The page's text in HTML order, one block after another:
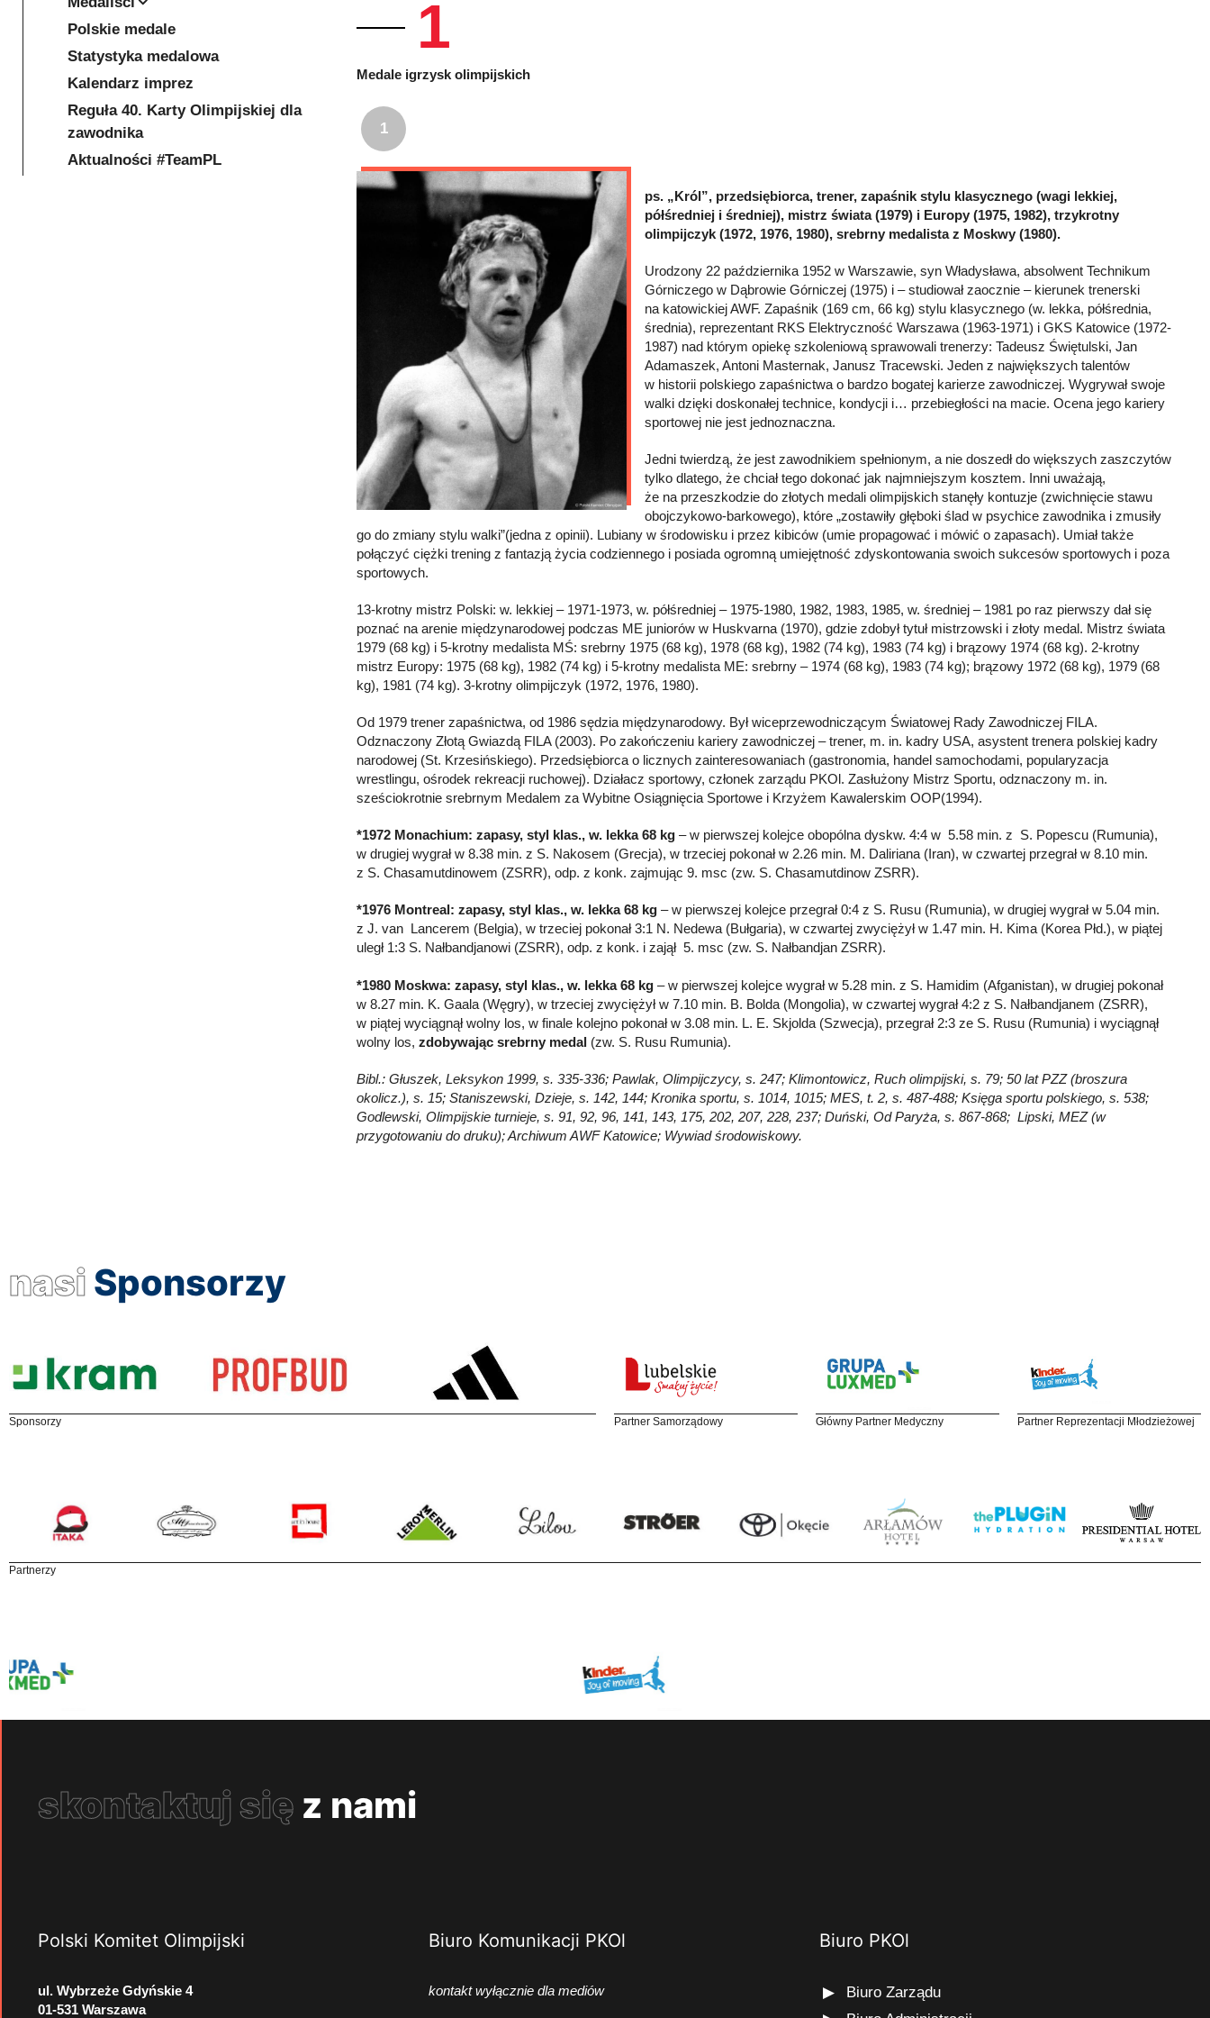
1
Medale igrzysk olimpijskich
1
ps. „Król”, przedsiębiorca, trener, zapaśnik stylu klasycznego (wagi lekkiej,
półśredniej i średniej), mistrz świata (1979) i Europy (1975, 1982), trzykrotny
olimpijczyk (1972, 1976, 1980), srebrny medalista z Moskwy (1980).
Urodzony 22 października 1952 w Warszawie, syn Władysława, absolwent Technikum
Górniczego w Dąbrowie Górniczej (1975) i – studiował zaocznie – kierunek trenerski
na katowickiej AWF. Zapaśnik (169 cm, 66 kg) stylu klasycznego (w. lekka, półśrednia,
średnia), reprezentant RKS Elektryczność Warszawa (1963-1971) i GKS Katowice (1972-
1987) nad którym opiekę szkoleniową sprawowali trenerzy: Tadeusz Świętulski, Jan
Adamaszek, Antoni Masternak, Janusz Tracewski. Jeden z największych talentów
w historii polskiego zapaśnictwa o bardzo bogatej karierze zawodniczej. Wygrywał swoje
walki dzięki doskonałej technice, kondycji i… przebiegłości na macie. Ocena jego kariery
sportowej nie jest jednoznaczna.
Jedni twierdzą, że jest zawodnikiem spełnionym, a nie doszedł do większych zaszczytów
tylko dlatego, że chciał tego dokonać jak najmniejszym kosztem. Inni uważają,
że na przeszkodzie do złotych medali olimpijskich stanęły kontuzje (zwichnięcie stawu
obojczykowo-barkowego), które „zostawiły głęboki ślad w psychice zawodnika i zmusiły
go do zmiany stylu walki”(jedna z opinii). Lubiany w środowisku i przez kibiców (umie propagować i mówić o zapasach). Umiał także
połączyć ciężki trening z fantazją życia codziennego i posiada ogromną umiejętność zdyskontowania swoich sukcesów sportowych i poza
sportowych.
13-krotny mistrz Polski: w. lekkiej – 1971-1973, w. półśredniej – 1975-1980, 1982, 1983, 1985, w. średniej – 1981 po raz pierwszy dał się
poznać na arenie międzynarodowej podczas ME juniorów w Huskvarna (1970), gdzie zdobył tytuł mistrzowski i złoty medal. Mistrz świata
1979 (68 kg) i 5-krotny medalista MŚ: srebrny 1975 (68 kg), 1978 (68 kg), 1982 (74 kg), 1983 (74 kg) i brązowy 1974 (68 kg). 2-krotny
mistrz Europy: 1975 (68 kg), 1982 (74 kg) i 5-krotny medalista ME: srebrny – 1974 (68 kg), 1983 (74 kg); brązowy 1972 (68 kg), 1979 (68
kg), 1981 (74 kg). 3-krotny olimpijczyk (1972, 1976, 1980).
Od 1979 trener zapaśnictwa, od 1986 sędzia międzynarodowy. Był wiceprzewodniczącym Światowej Rady Zawodniczej FILA.
Odznaczony Złotą Gwiazdą FILA (2003). Po zakończeniu kariery zawodniczej – trener, m. in. kadry USA, asystent trenera polskiej kadry
narodowej (St. Krzesińskiego). Przedsiębiorca o licznych zainteresowaniach (gastronomia, handel samochodami, popularyzacja
wrestlingu, ośrodek rekreacji ruchowej). Działacz sportowy, członek zarządu PKOl. Zasłużony Mistrz Sportu, odznaczony m. in.
sześciokrotnie srebrnym Medalem za Wybitne Osiągnięcia Sportowe i Krzyżem Kawalerskim OOP(1994).
*1972 Monachium: zapasy, styl klas., w. lekka 68 kg – w pierwszej kolejce obopólna dyskw. 4:4 w 5.58 min. z S. Popescu (Rumunia),
w drugiej wygrał w 8.38 min. z S. Nakosem (Grecja), w trzeciej pokonał w 2.26 min. M. Daliriana (Iran), w czwartej przegrał w 8.10 min.
z S. Chasamutdinowem (ZSRR), odp. z konk. zajmując 9. msc (zw. S. Chasamutdinow ZSRR).
*1976 Montreal: zapasy, styl klas., w. lekka 68 kg – w pierwszej kolejce przegrał 0:4 z S. Rusu (Rumunia), w drugiej wygrał w 5.04 min.
z J. van Lancerem (Belgia), w trzeciej pokonał 3:1 N. Nedewa (Bułgaria), w czwartej zwyciężył w 1.47 min. H. Kima (Korea Płd.), w piątej
uległ 1:3 S. Nałbandjanowi (ZSRR), odp. z konk. i zajął 5. msc (zw. S. Nałbandjan ZSRR).
*1980 Moskwa: zapasy, styl klas., w. lekka 68 kg – w pierwszej kolejce wygrał w 5.28 min. z S. Hamidim (Afganistan), w drugiej pokonał
w 8.27 min. K. Gaala (Węgry), w trzeciej zwyciężył w 7.10 min. B. Bolda (Mongolia), w czwartej wygrał 4:2 z S. Nałbandjanem (ZSRR),
w piątej wyciągnął wolny los, w finale kolejno pokonał w 3.08 min. L. E. Skjolda (Szwecja), przegrał 2:3 ze S. Rusu (Rumunia) i wyciągnął
wolny los, zdobywając srebrny medal (zw. S. Rusu Rumunia).
Bibl.: Głuszek, Leksykon 1999, s. 335-336; Pawlak, Olimpijczycy, s. 247; Klimontowicz, Ruch olimpijski, s. 79; 50 lat PZZ (broszura
okolicz.), s. 15; Staniszewski, Dzieje, s. 142, 144; Kronika sportu, s. 1014, 1015; MES, t. 2, s. 487-488; Księga sportu polskiego, s. 538;
Godlewski, Olimpijskie turnieje, s. 91, 92, 96, 141, 143, 175, 202, 207, 228, 237; Duński, Od Paryża, s. 867-868; Lipski, MEZ (w
przygotowaniu do druku); Archiwum AWF Katowice; Wywiad środowiskowy.
Polskie medale
Statystyka medalowa
Kalendarz imprez
Reguła 40. Karty Olimpijskiej dla
zawodnika
Aktualności #TeamPL
nasi Sponsorzy
Sponsorzy Partner Samorządowy Główny Partner Medyczny Partner Reprezentacji Młodzieżowej
Partnerzy
skontaktuj się z nami
Polski Komitet Olimpijski
ul. Wybrzeże Gdyńskie 4
01-531 Warszawa
Biuro Komunikacji PKOl
kontakt wyłącznie dla mediów
Biuro PKOl
Biuro Zarządu